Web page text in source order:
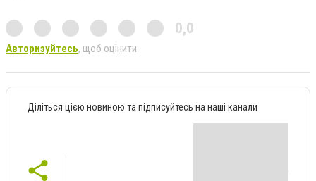
0,0
Авторизуйтесь, щоб оцінити
Діліться цією новиною та підписуйтесь на наші канали